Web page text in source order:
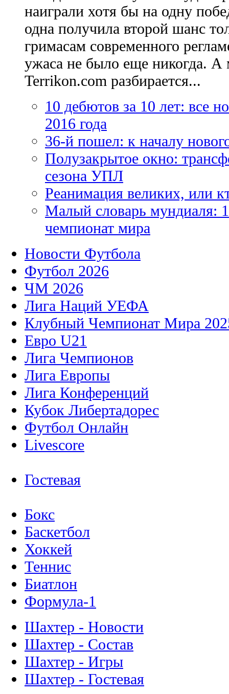
наиграли хотя бы на одну
одна получила второй шанс
гримасам современного
ужаса не было еще никогда. А
Terrikon.com разбирается...
10 дебютов за 10 лет: все
2016 года
36-й пошел: к началу
Полузакрытое окно:
сезона УПЛ
Реанимация великих, или
Малый словарь мундиаля:
чемпионат мира
Новости Футбола
Футбол 2026
ЧМ 2026
Лига Наций УЕФА
Клубный Чемпионат Мира
Евро U21
Лига Чемпионов
Лига Европы
Лига Конференций
Кубок Либертадорес
Футбол Онлайн
Livescore
Гостевая
Бокс
Баскетбол
Хоккей
Теннис
Биатлон
Формула-1
Шахтер - Новости
Шахтер - Состав
Шахтер - Игры
Шахтер - Гостевая